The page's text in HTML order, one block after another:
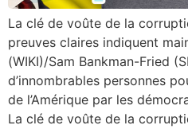
La clé de voûte de la
preuves claires indiquent
(WIKI)/Sam Bankman-Fried
d’innombrables personnes
de l’Amérique par les
La clé de voûte de la